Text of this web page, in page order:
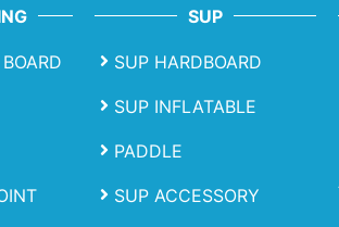
SUP
SUP HARDBOARD
SUP INFLATABLE
PADDLE
SUP ACCESSORY